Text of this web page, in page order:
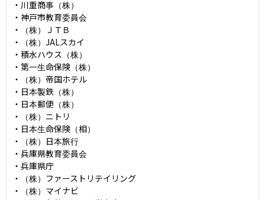
・川重商事（株）
・神戸市教育委員会
・（株）ＪＴＢ
・（株）JALスカイ
・積水ハウス（株）
・第一生命保険（株）
・（株）帝国ホテル
・日本製鉄（株）
・日本郵便（株）
・（株）ニトリ
・日本生命保険（相）
・（株）日本旅行
・兵庫県教育委員会
・兵庫県庁
・（株）ファーストリテイリング
・（株）マイナビ